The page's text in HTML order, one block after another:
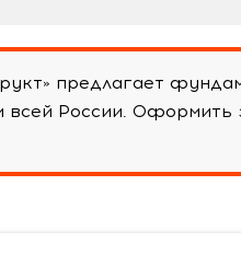
предлагает
всей России.